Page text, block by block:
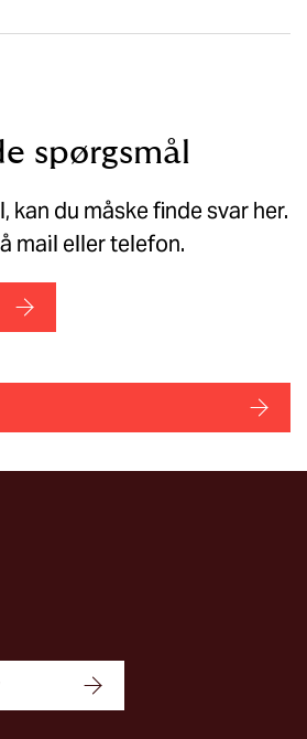
spørgsmål
kan du måske finde svar her.
mail eller telefon.